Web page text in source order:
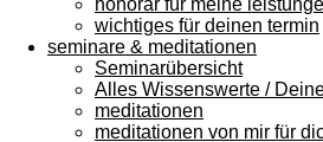
honorar für meine
wichtiges für deinen termin
seminare & meditationen
Seminarübersicht
Alles Wissenswerte /
meditationen
meditationen von mir für